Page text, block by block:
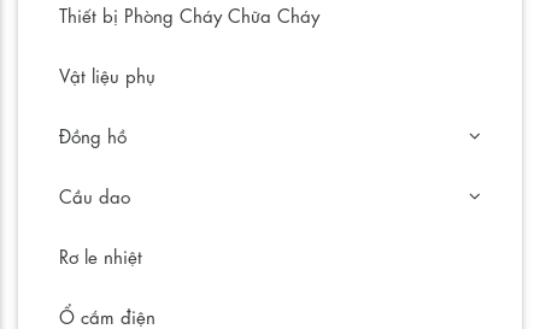
Thiết bị Phòng Cháy Chữa Cháy
Vật liệu phụ
Đồng hồ
Cầu dao
Rơ le nhiệt
Ổ cắm điện